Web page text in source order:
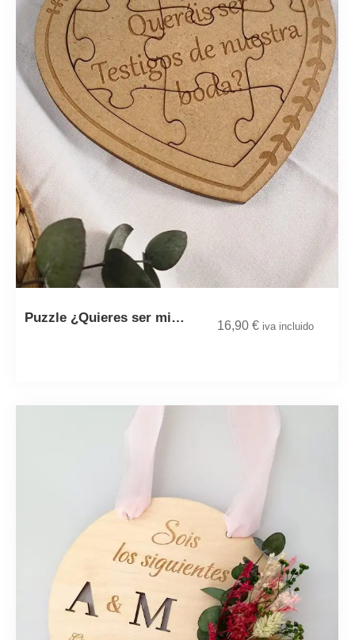
Puzzle ¿Quieres ser mi…
16,90 € iva incluido